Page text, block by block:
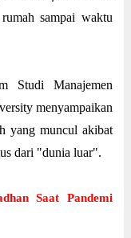
sampai waktu
Studi Manajemen
menyampaikan
yang muncul akibat
dari "dunia luar".
Saat Pandemi